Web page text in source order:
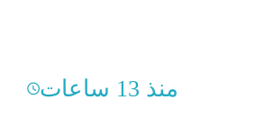
منذ 13 ساعات